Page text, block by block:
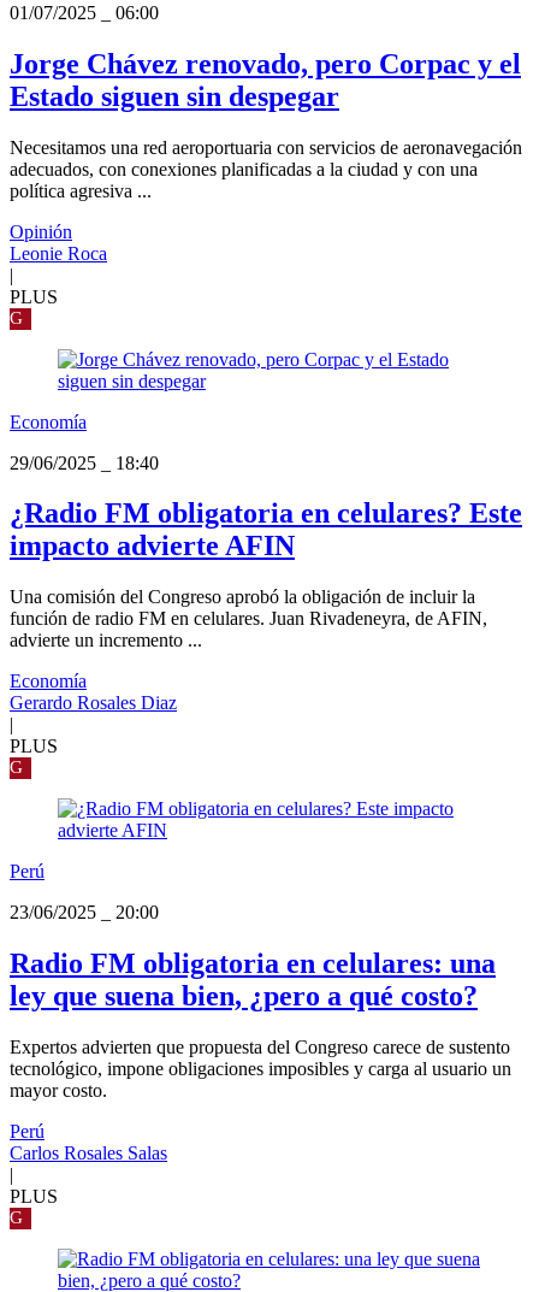
01/07/2025
06:00
Jorge Chávez renovado, pero Corpac y el
Estado siguen sin despegar
Necesitamos una red aeroportuaria con servicios de aeronavegación
adecuados, con conexiones planificadas a la ciudad y con una
política agresiva ...
Opinión
Leonie Roca
|
PLUS
G
Economía
29/06/2025
18:40
¿Radio FM obligatoria en celulares? Este
impacto advierte AFIN
Una comisión del Congreso aprobó la obligación de incluir la
función de radio FM en celulares. Juan Rivadeneyra, de AFIN,
advierte un incremento ...
Economía
Gerardo Rosales Diaz
|
PLUS
G
Perú
23/06/2025
20:00
Radio FM obligatoria en celulares: una
ley que suena bien, ¿pero a qué costo?
Expertos advierten que propuesta del Congreso carece de sustento
tecnológico, impone obligaciones imposibles y carga al usuario un
mayor costo.
Perú
Carlos Rosales Salas
|
PLUS
G